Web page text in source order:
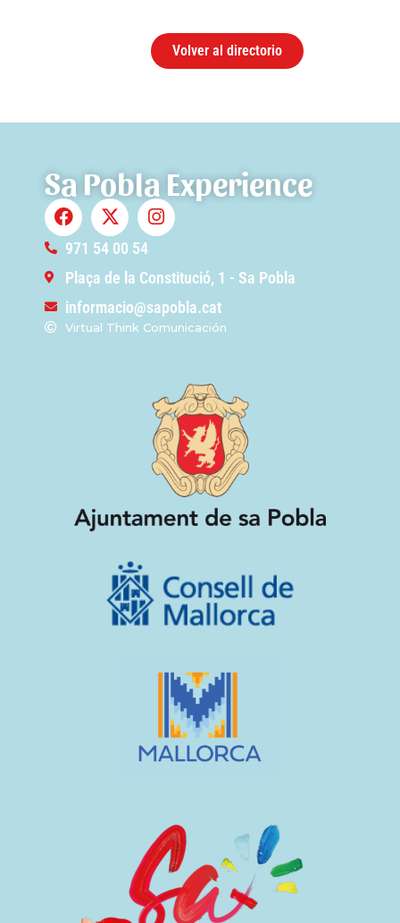
Volver al directorio
Sa Pobla Experience
971 54 00 54
Plaça de la Constitució, 1 - Sa Pobla
informacio@sapobla.cat
Virtual Think Comunicación